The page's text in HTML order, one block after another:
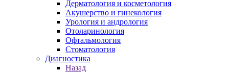
Дерматология и косметология
Акушерство и гинекология
Урология и андрология
Отоларинология
Офтальмология
Стоматология
Диагностика
Назад